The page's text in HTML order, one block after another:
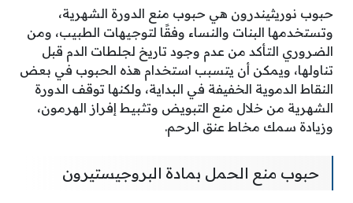
حبوب نوريثيندرون هي حبوب منع الدورة الشهرية،
وتستخدمها البنات والنساء وفقًا لتوجيهات الطبيب، ومن
الضروري التأكد من عدم وجود تاريخ لجلطات الدم قبل
تناولها، ويمكن أن يتسبب استخدام هذه الحبوب في بعض
النقاط الدموية الخفيفة في البداية، ولكنها توقف الدورة
الشهرية من خلال منع التبويض وتثبيط إفراز الهرمون،
وزيادة سمك مخاط عنق الرحم.
حبوب منع الحمل بمادة البروجيستيرون